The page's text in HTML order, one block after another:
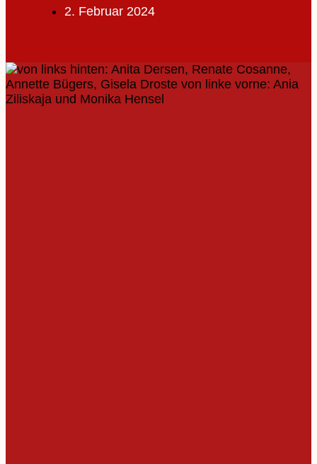
2. Februar 2024